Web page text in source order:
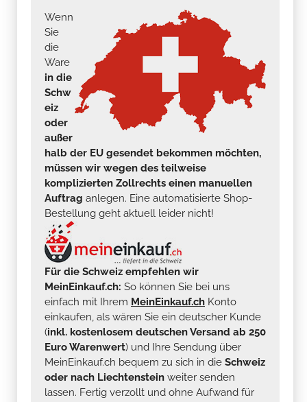
Wenn
Sie
die
Ware
in die
Schw
eiz
oder
außer
halb der EU gesendet bekommen möchten,
müssen wir wegen des teilweise
komplizierten Zollrechts einen manuellen
Auftrag anlegen. Eine automatisierte Shop-
Bestellung geht aktuell leider nicht!
Für die Schweiz empfehlen wir
MeinEinkauf.ch: So können Sie bei uns
einfach mit Ihrem MeinEinkauf.ch Konto
einkaufen, als wären Sie ein deutscher Kunde
(inkl. kostenlosem deutschen Versand ab 250
Euro Warenwert) und Ihre Sendung über
MeinEinkauf.ch bequem zu sich in die Schweiz
oder nach Liechtenstein weiter senden
lassen. Fertig verzollt und ohne Aufwand für